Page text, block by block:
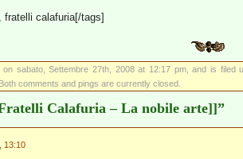
fratelli calafuria[/tags]
sabato, Settembre 27th, 2008 at 12:17 pm, and is filed
comments and pings are currently closed.
Calafuria – La nobile arte]]”
13:10